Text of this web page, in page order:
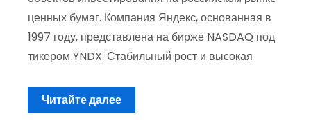
ценных бумаг. Компания Яндекс, основанная в
1997 году, представлена на бирже NASDAQ под
тикером YNDX. Стабильный рост и высокая
Читайте далее